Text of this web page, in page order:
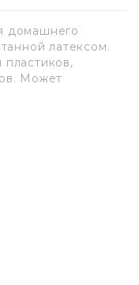
домашнего
латексом.
Может